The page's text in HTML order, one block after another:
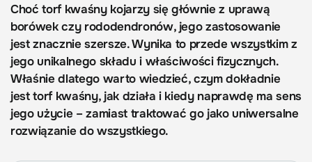
Choć torf kwaśny kojarzy się głównie z uprawą
borówek czy rododendronów, jego zastosowanie
jest znacznie szersze. Wynika to przede wszystkim z
jego unikalnego składu i właściwości fizycznych.
Właśnie dlatego warto wiedzieć, czym dokładnie
jest torf kwaśny, jak działa i kiedy naprawdę ma sens
jego użycie – zamiast traktować go jako uniwersalne
rozwiązanie do wszystkiego.